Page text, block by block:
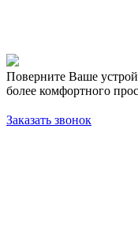
Поверните Ваше
более комфортного
Заказать звонок